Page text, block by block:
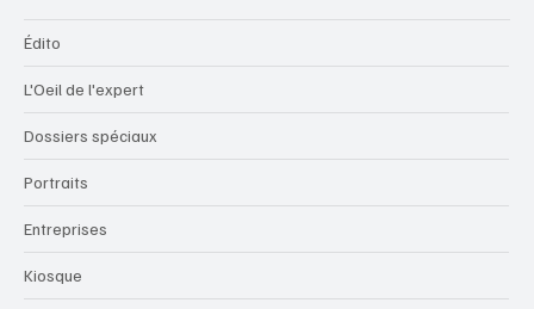
Édito
L'Oeil de l'expert
Dossiers spéciaux
Portraits
Entreprises
Kiosque